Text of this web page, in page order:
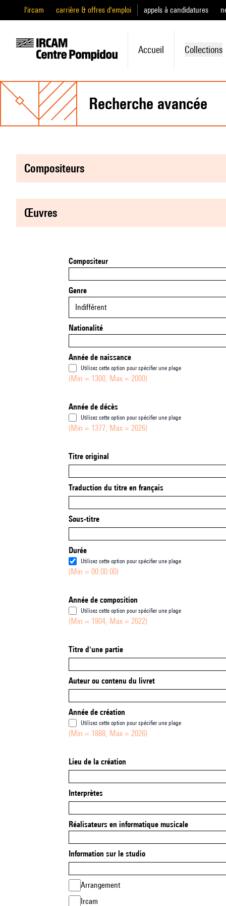
l'ircam carrière & offres d'emploi appels à candidatures
Accueil Collections
recherche avancée
compositeurs
œuvres
Compositeur
Genre
Indifférent
Nationalité
Année de naissance
Utilisez cette option pour spécifier une plage
(Min = 1300, Max = 2000)
Année de décès
Utilisez cette option pour spécifier une plage
(Min = 1377, Max = 2026)
Titre original
Traduction du titre en français
Sous-titre
Durée
Utilisez cette option pour spécifier une plage
(Min = 00:00:00)
Année de composition
Utilisez cette option pour spécifier une plage
(Min = 1904, Max = 2022)
Titre d'une partie
Auteur ou contenu du livret
Année de création
Utilisez cette option pour spécifier une plage
(Min = 1888, Max = 2026)
Lieu de la création
Interprètes
Réalisateurs en informatique musicale
Information sur le studio
Arrangement
Ircam